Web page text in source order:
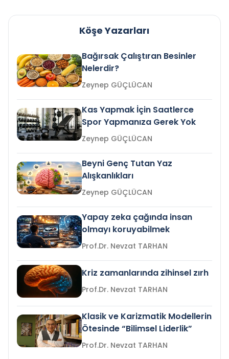
Köşe Yazarları
Bağırsak Çalıştıran Besinler
Nelerdir?
Zeynep GÜÇLÜCAN
Kas Yapmak İçin Saatlerce
Spor Yapmanıza Gerek Yok
Zeynep GÜÇLÜCAN
Beyni Genç Tutan Yaz
Alışkanlıkları
Zeynep GÜÇLÜCAN
Yapay zeka çağında insan
olmayı koruyabilmek
Prof.Dr. Nevzat TARHAN
Kriz zamanlarında zihinsel zırh
Prof.Dr. Nevzat TARHAN
Klasik ve Karizmatik Modellerin
Ötesinde “Bilimsel Liderlik”
Prof.Dr. Nevzat TARHAN